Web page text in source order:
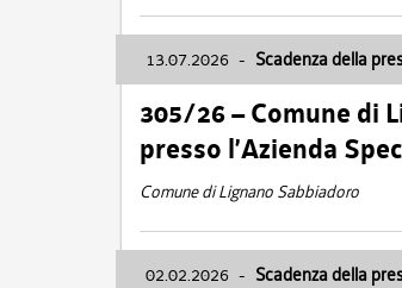
13.07.2026 - Scadenza della
305/26 – Comune di
presso l’Azienda
Comune di Lignano Sabbiadoro
02.02.2026 - Scadenza della